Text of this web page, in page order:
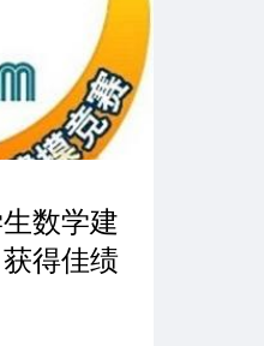
数学建
得佳绩